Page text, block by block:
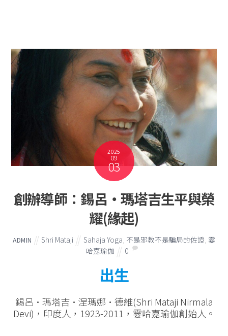
2025
09
03
創辦導師：錫呂‧瑪塔吉生平與榮
耀(緣起)
ADMIN Shri Mataji Sahaja Yoga 不是邪教不是騙局的佐證 霎
哈嘉瑜伽
0
出生
錫呂·瑪塔吉·涅瑪娜·德維(Shri Mataji Nirmala
Devi)，印度人，1923-2011，霎哈嘉瑜伽創始人。